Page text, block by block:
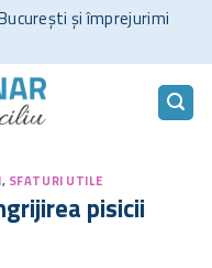
și împrejurimi
, SFATURI UTILE
pisicii